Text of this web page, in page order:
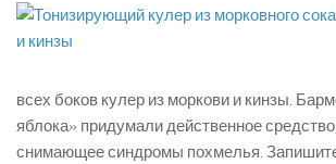
всех боков кулер из моркови и кинзы.
яблока» придумали действенное
снимающее синдромы похмелья.